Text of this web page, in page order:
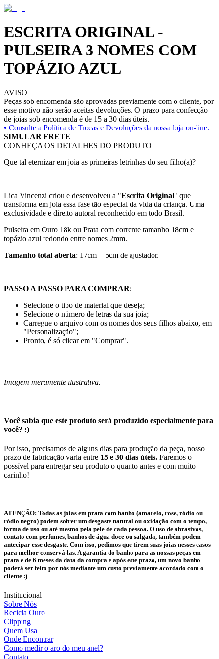
ESCRITA ORIGINAL -
PULSEIRA 3 NOMES COM
TOPÁZIO AZUL
AVISO
Peças sob encomenda são aprovadas previamente com o cliente, por
esse motivo não serão aceitas devoluções. O prazo para confecção
de joias sob encomenda é de 15 a 30 dias úteis.
• Consulte a Política de Trocas e Devoluções da nossa loja on-line.
SIMULAR FRETE
CONHEÇA OS DETALHES DO PRODUTO
Que tal eternizar em joia as primeiras letrinhas do seu filho(a)?
Lica Vincenzi criou e desenvolveu a "Escrita Original" que
transforma em joia essa fase tão especial da vida da criança. Uma
exclusividade e direito autoral reconhecido em todo Brasil.
Pulseira em Ouro 18k ou Prata com corrente tamanho 18cm e
topázio azul redondo entre nomes 2mm.
Tamanho total aberta: 17cm + 5cm de ajustador.
PASSO A PASSO PARA COMPRAR:
Selecione o tipo de material que deseja;
Selecione o número de letras da sua joia;
Carregue o arquivo com os nomes dos seus filhos abaixo, em
"Personalização";
Pronto, é só clicar em "Comprar".
Imagem meramente ilustrativa.
Você sabia que este produto será produzido especialmente para
você? :)
Por isso, precisamos de alguns dias para produção da peça, nosso
prazo de fabricação varia entre 15 e 30 dias úteis. Faremos o
possível para entregar seu produto o quanto antes e com muito
carinho!
ATENÇÃO: Todas as joias em prata com banho (amarelo, rosé, ródio ou
ródio negro) podem sofrer um desgaste natural ou oxidação com o tempo,
forma de uso ou até mesmo pela pele de cada pessoa. O uso de abrasivos,
contato com perfumes, banhos de água doce ou salgada, também podem
antecipar esse desgaste. Com isso, pedimos que tirem suas joias nesses casos
para melhor conservá-las. A garantia do banho para as nossas peças em
prata é de 6 meses da data da compra e após este prazo, um novo banho
poderá ser feito por nós mediante um custo previamente acordado com o
cliente :)
Institucional
Sobre Nós
Recicla Ouro
Clipping
Quem Usa
Onde Encontrar
Como medir o aro do meu anel?
Contato